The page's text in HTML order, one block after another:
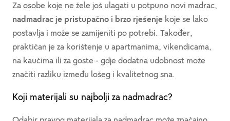
Za osobe koje ne žele još ulagati u potpuno novi madrac,
nadmadrac je pristupačno i brzo rješenje koje se lako
postavlja i može se zamijeniti po potrebi. Također,
praktičan je za korištenje u apartmanima, vikendicama,
na kaučima ili za goste - gdje dodatna udobnost može
značiti razliku između lošeg i kvalitetnog sna.
Koji materijali su najbolji za nadmadrac?